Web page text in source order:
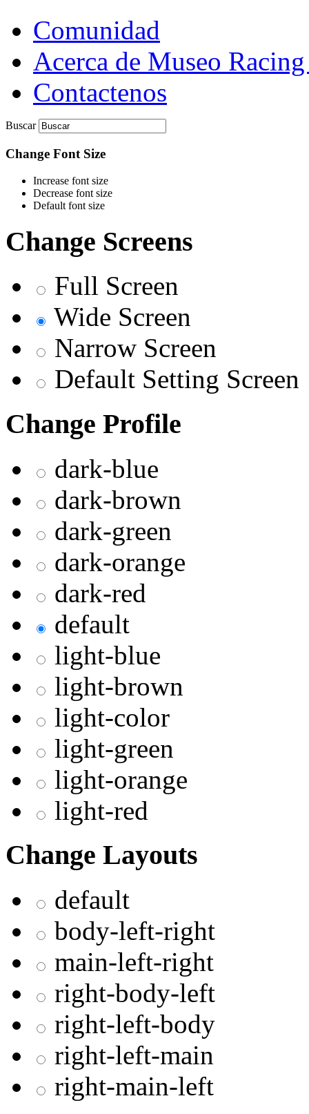
Comunidad
Acerca de Museo
Contactenos
Buscar
Change Font Size
Increase font size
Decrease font size
Default font size
Change Screens
Full Screen
Wide Screen
Narrow Screen
Default Setting Screen
Change Profile
dark-blue
dark-brown
dark-green
dark-orange
dark-red
default
light-blue
light-brown
light-color
light-green
light-orange
light-red
Change Layouts
default
body-left-right
main-left-right
right-body-left
right-left-body
right-left-main
right-main-left